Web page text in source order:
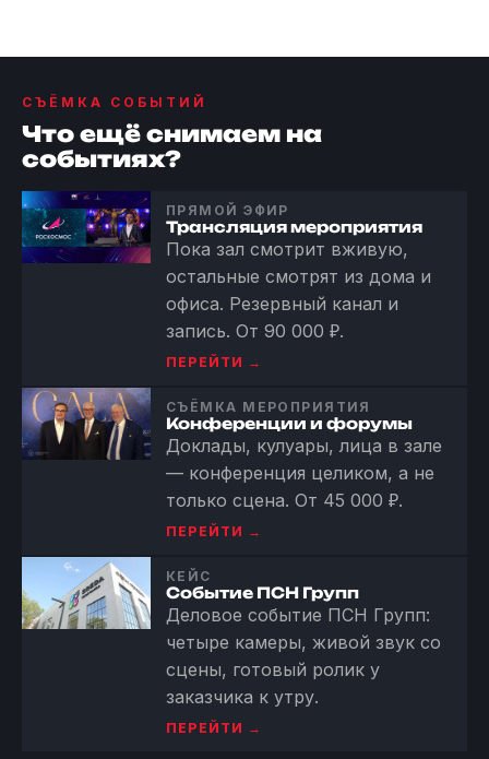
СЪЁМКА СОБЫТИЙ
Что ещё снимаем на
событиях?
ПРЯМОЙ ЭФИР
Трансляция мероприятия
Пока зал смотрит вживую,
остальные смотрят из дома и
офиса. Резервный канал и
запись. От 90 000 ₽.
ПЕРЕЙТИ →
СЪЁМКА МЕРОПРИЯТИЯ
Конференции и форумы
Доклады, кулуары, лица в зале
— конференция целиком, а не
только сцена. От 45 000 ₽.
ПЕРЕЙТИ →
КЕЙС
Событие ПСН Групп
Деловое событие ПСН Групп:
четыре камеры, живой звук со
сцены, готовый ролик у
заказчика к утру.
ПЕРЕЙТИ →